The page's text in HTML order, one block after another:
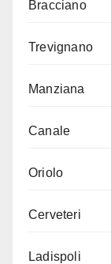
Bracciano
Trevignano
Manziana
Canale
Oriolo
Cerveteri
Ladispoli